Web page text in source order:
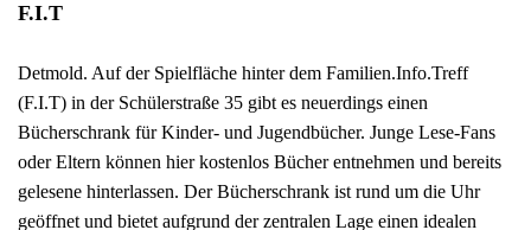
F.I.T
Detmold. Auf der Spielfläche hinter dem Familien.Info.Treff
(F.I.T) in der Schülerstraße 35 gibt es neuerdings einen
Bücherschrank für Kinder- und Jugendbücher. Junge Lese-Fans
oder Eltern können hier kostenlos Bücher entnehmen und bereits
gelesene hinterlassen. Der Bücherschrank ist rund um die Uhr
geöffnet und bietet aufgrund der zentralen Lage einen idealen